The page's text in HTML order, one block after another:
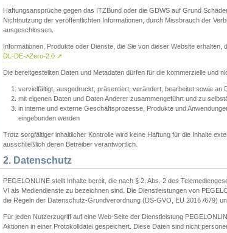
Haftungsansprüche gegen das ITZBund oder die GDWS auf Grund
Nichtnutzung der veröffentlichten Informationen, durch Missbrauch der
ausgeschlossen.
Informationen, Produkte oder Dienste, die Sie von dieser Website
DL-DE->Zero-2.0 ↗
Die bereitgestellten Daten und Metadaten dürfen für die kommerzielle und
vervielfältigt, ausgedruckt, präsentiert, verändert, bearbeitet sowie an
mit eigenen Daten und Daten Anderer zusammengeführt und zu
in interne und externe Geschäftsprozesse, Produkte und
eingebunden werden
Trotz sorgfältiger inhaltlicher Kontrolle wird keine Haftung für die Inhalte
ausschließlich deren Betreiber verantwortlich.
2. Datenschutz
PEGELONLINE stellt Inhalte bereit, die nach § 2, Abs. 2 des
VI als Mediendienste zu bezeichnen sind. Die Dienstleistungen von
die Regeln der Datenschutz-Grundverordnung (DS-GVO, EU 2016 /679)
Für jeden Nutzerzugriff auf eine Web-Seite der Dienstleistung
Aktionen in einer Protokolldatei gespeichert. Diese Daten sind nicht